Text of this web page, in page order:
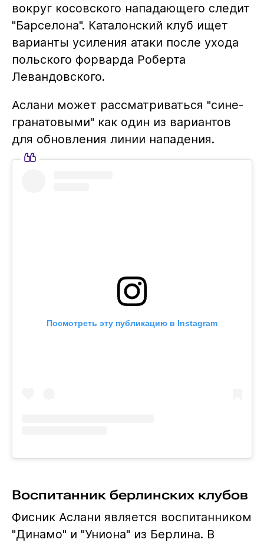
вокруг косовского нападающего следит
"Барселона". Каталонский клуб ищет
варианты усиления атаки после ухода
польского форварда Роберта
Левандовского.
Аслани может рассматриваться "сине-
гранатовыми" как один из вариантов
для обновления линии нападения.
Посмотреть эту публикацию в Instagram
Воспитанник берлинских клубов
Фисник Аслани является воспитанником
"Динамо" и "Униона" из Берлина. В